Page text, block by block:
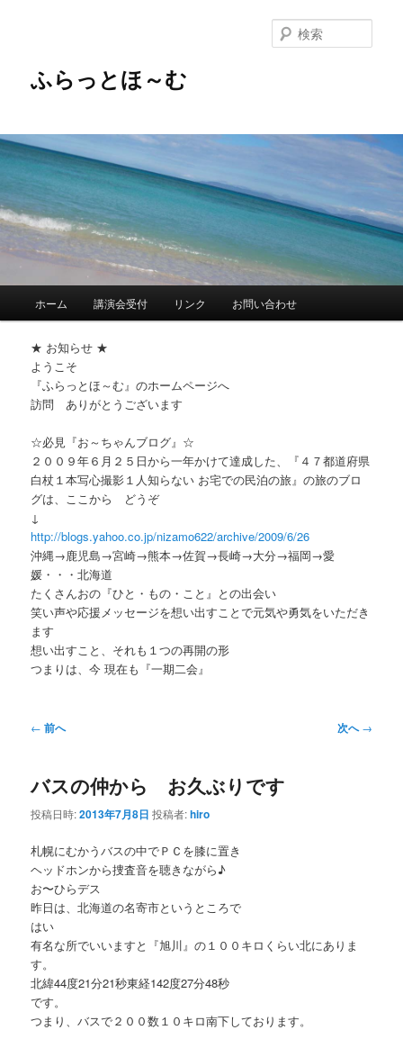
ツ
へ
動
ふらっとほ～む
索
ホーム 講演会受付 リンク お問い合わせ
★ お知らせ ★
ようこそ
『ふらっとほ～む』のホームページへ
訪問 ありがとうございます
☆必見『お～ちゃんブログ』☆
２００９年６月２５日から一年かけて達成した、『４７都道府県
白杖１本写心撮影１人知らない お宅での民泊の旅』の旅のブロ
グは、ここから どうぞ
↓
http://blogs.yahoo.co.jp/nizamo622/archive/2009/6/26
沖縄→鹿児島→宮崎→熊本→佐賀→長崎→大分→福岡→愛
媛・・・北海道
たくさんおの『ひと・もの・こと』との出会い
笑い声や応援メッセージを想い出すことで元気や勇気をいただき
ます
想い出すこと、それも１つの再開の形
つまりは、今 現在も『一期二会』
投
ビ
ー
ョ
ン
← 前へ 次へ→
バスの仲から お久ぶりです
投稿日時:2013年7月8日 投稿者:hiro
札幌にむかうバスの中でＰＣを膝に置き
ヘッドホンから捜査音を聴きながら♪
お〜ひらデス
昨日は、北海道の名寄市というところで
はい
有名な所でいいますと『旭川』の１００キロくらい北にありま
す。
北緯44度21分21秒東経142度27分48秒
です。
つまり、バスで２００数１０キロ南下しております。